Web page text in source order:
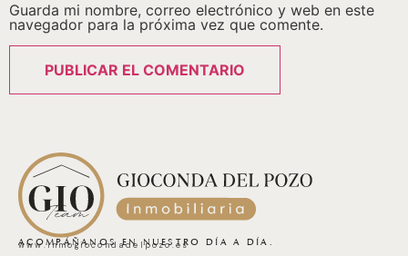
Guarda mi nombre, correo electrónico y web en este
navegador para la próxima vez que comente.
ACOMPÁÑANOS EN NUESTRO DÍA A DÍA.
www.inmogiocondadelpozo.es